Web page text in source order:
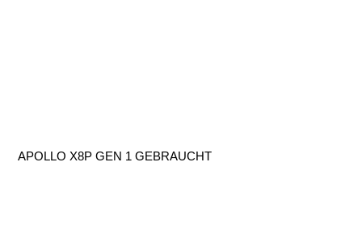
APOLLO X8P GEN 1 GEBRAUCHT